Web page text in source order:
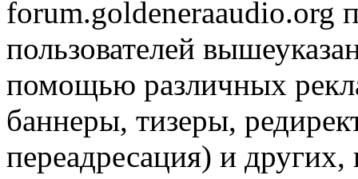
forum.goldeneraaudio.org
пользователей
помощью различных
баннеры, тизеры,
переадресация) и